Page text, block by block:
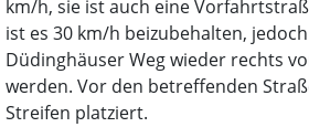
km/h, sie ist auch eine
ist es 30 km/h beizubehalten,
Düdinghäuser Weg wieder rechts
werden. Vor den betreffenden
Streifen platziert.